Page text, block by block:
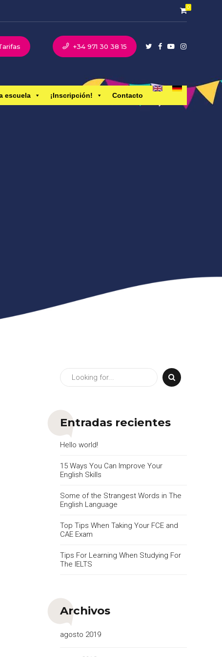
0
+34 971 30 38 15
escuela ¡Inscripción! Contacto
Entradas recientes
Hello world!
15 Ways You Can Improve Your
English Skills
Some of the Strangest Words in The
English Language
Top Tips When Taking Your FCE and
CAE Exam
Tips For Learning When Studying For
The IELTS
Archivos
agosto 2019